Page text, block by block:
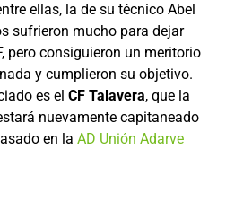
ellas, la de su técnico Abel
sufrieron mucho para dejar
pero consiguieron un meritorio
y cumplieron su objetivo.
es el CF Talavera, que la
nuevamente capitaneado
en la AD Unión Adarve